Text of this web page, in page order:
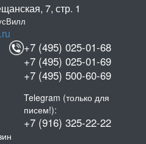
7, стр. 1
+7 (495) 025-01-68
+7 (495) 025-01-69
+7 (495) 500-60-69
Telegram (только для
писем!):
+7 (916) 325-22-22